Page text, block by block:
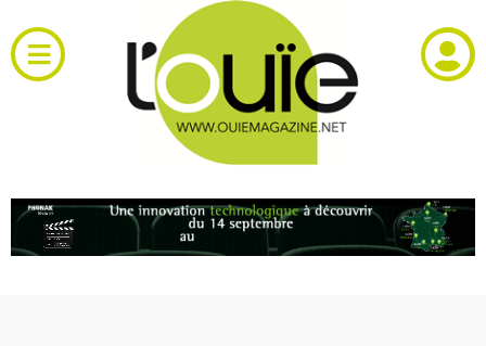
au
contenu
Toggle
Navigation
RH et emploi